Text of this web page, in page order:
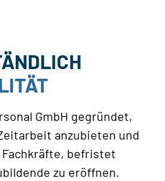
GmbH gegründet,
anzubieten und
befristet
zu eröffnen.